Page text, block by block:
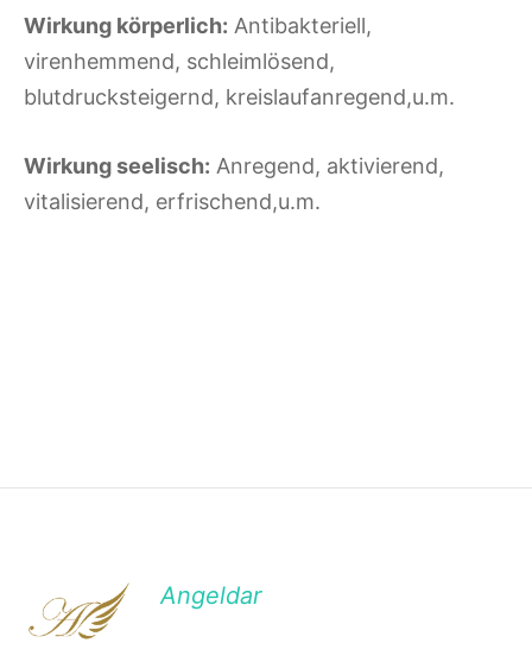
Wirkung körperlich: Antibakteriell,
virenhemmend, schleimlösend,
blutdrucksteigernd, kreislaufanregend,u.m.
Wirkung seelisch: Anregend, aktivierend,
vitalisierend, erfrischend,u.m.
Angeldar